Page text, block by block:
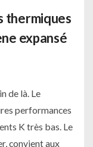
thermiques
expansé
de là. Le
performances
K très bas. Le
convient aux